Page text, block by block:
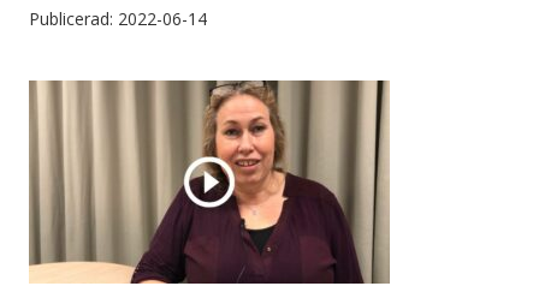
Publicerad: 2022-06-14